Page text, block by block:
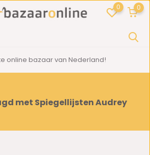
0 0
online bazaar van Nederland!
met Spiegellijsten Audrey